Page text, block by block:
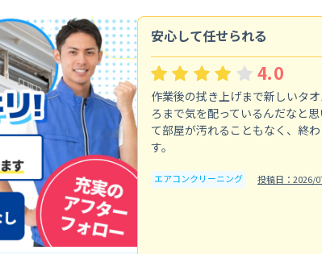
安心して任せられる
4.0
作業後の拭き上げまで新しいタ
ろまで気を配っているんだなと
て部屋が汚れることもなく、終
す。
エアコンクリーニング 投稿日：2026/